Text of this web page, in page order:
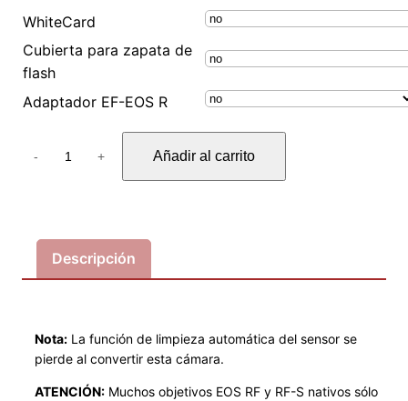
WhiteCard
Cubierta para zapata de
flash
Adaptador EF-EOS R
O
- + Añadir al carrito
Descripción
Nota: La función de limpieza automática del sensor se
pierde al convertir esta cámara.
ATENCIÓN: Muchos objetivos EOS RF y RF-S nativos sólo